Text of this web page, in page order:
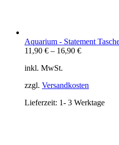
Aquarium - Statement
11,90 € – 16,90 €
inkl. MwSt.
zzgl. Versandkosten
Lieferzeit: 1- 3 Werktage